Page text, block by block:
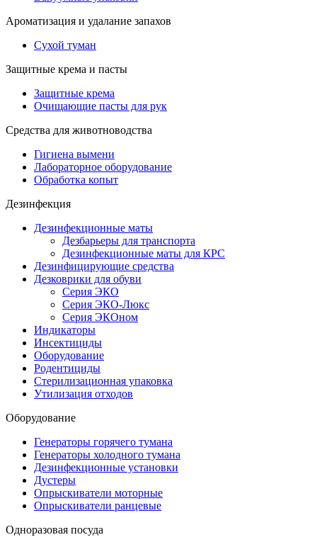
Ароматизация и удалание запахов
Сухой туман
Защитные крема и пасты
Защитные крема
Очищающие пасты для рук
Средства для животноводства
Гигиена вымени
Лабораторное оборудование
Обработка копыт
Дезинфекция
Дезинфекционные маты
Дезбарьеры для транспорта
Дезинфекционные маты для КРС
Дезинфицирующие средства
Дезковрики для обуви
Серия ЭКО
Серия ЭКО-Люкс
Серия ЭКОном
Индикаторы
Инсектициды
Оборудование
Родентициды
Стерилизационная упаковка
Утилизация отходов
Оборудование
Генераторы горячего тумана
Генераторы холодного тумана
Дезинфекционные установки
Дустеры
Опрыскиватели моторные
Опрыскиватели ранцевые
Одноразовая посуда